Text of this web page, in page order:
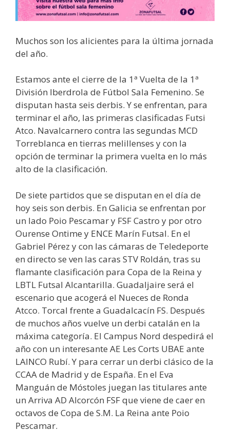
Muchos son los alicientes para la última jornada
del año.
Estamos ante el cierre de la 1ª Vuelta de la 1ª
División Iberdrola de Fútbol Sala Femenino. Se
disputan hasta seis derbis. Y se enfrentan, para
terminar el año, las primeras clasificadas Futsi
Atco. Navalcarnero contra las segundas MCD
Torreblanca en tierras melillenses y con la
opción de terminar la primera vuelta en lo más
alto de la clasificación.
De siete partidos que se disputan en el día de
hoy seis son derbis. En Galicia se enfrentan por
un lado Poio Pescamar y FSF Castro y por otro
Ourense Ontime y ENCE Marín Futsal. En el
Gabriel Pérez y con las cámaras de Teledeporte
en directo se ven las caras STV Roldán, tras su
flamante clasificación para Copa de la Reina y
LBTL Futsal Alcantarilla. Guadaljaire será el
escenario que acogerá el Nueces de Ronda
Atcco. Torcal frente a Guadalcacín FS. Después
de muchos años vuelve un derbi catalán en la
máxima categoría. El Campus Nord despedirá el
año con un interesante AE Les Corts UBAE ante
LAINCO Rubí. Y para cerrar un derbi clásico de la
CCAA de Madrid y de España. En el Eva
Manguán de Móstoles juegan las titulares ante
un Arriva AD Alcorcón FSF que viene de caer en
octavos de Copa de S.M. La Reina ante Poio
Pescamar.